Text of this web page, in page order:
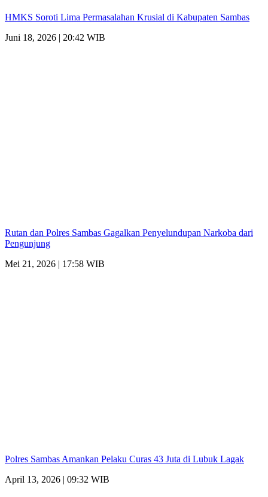
HMKS Soroti Lima Permasalahan Krusial di Kabupaten Sambas
Juni 18, 2026 | 20:42 WIB
Rutan dan Polres Sambas Gagalkan Penyelundupan Narkoba dari
Pengunjung
Mei 21, 2026 | 17:58 WIB
Polres Sambas Amankan Pelaku Curas 43 Juta di Lubuk Lagak
April 13, 2026 | 09:32 WIB